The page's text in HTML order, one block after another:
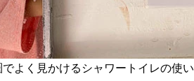
よく見かけるシャワートイレの使い